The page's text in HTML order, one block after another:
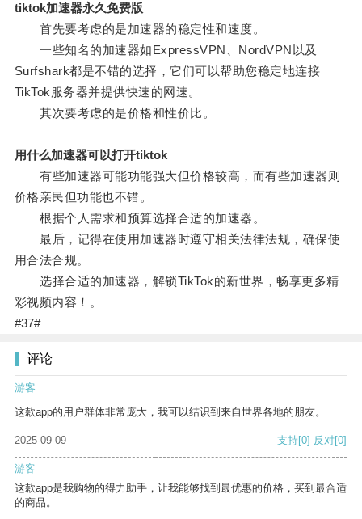
tiktok加速器永久免费版
首先要考虑的是加速器的稳定性和速度。
一些知名的加速器如ExpressVPN、NordVPN以及
Surfshark都是不错的选择，它们可以帮助您稳定地连接
TikTok服务器并提供快速的网速。
其次要考虑的是价格和性价比。
用什么加速器可以打开tiktok
有些加速器可能功能强大但价格较高，而有些加速器则
价格亲民但功能也不错。
根据个人需求和预算选择合适的加速器。
最后，记得在使用加速器时遵守相关法律法规，确保使
用合法合规。
选择合适的加速器，解锁TikTok的新世界，畅享更多精
彩视频内容！。
#37#
评论
游客
这款app的用户群体非常庞大，我可以结识到来自世界各地的朋友。
2025-09-09 支持[0] 反对[0]
游客
这款app是我购物的得力助手，让我能够找到最优惠的价格，买到最合适
的商品。